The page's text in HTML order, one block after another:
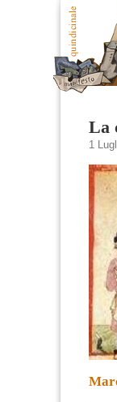
La
1